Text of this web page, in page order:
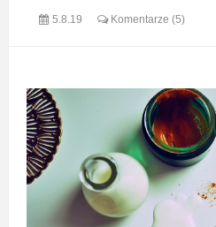
5.8.19 Komentarze (5)